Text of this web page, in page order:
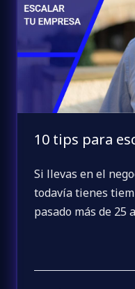
10 tips para
Si llevas en el
todavía tienes
pasado más de 25